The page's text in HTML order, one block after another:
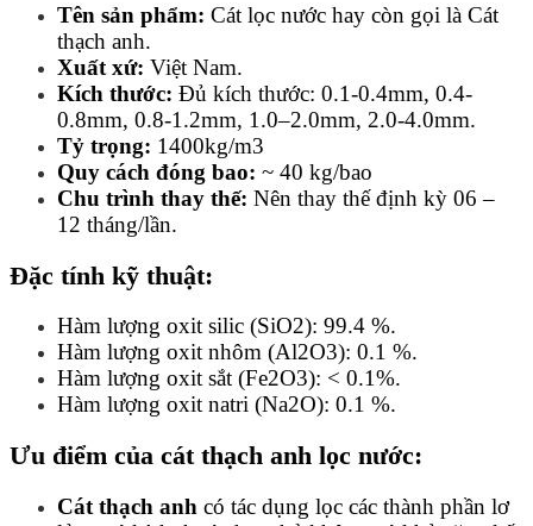
Tên sản phẩm: Cát lọc nước hay còn gọi là Cát
thạch anh.
Xuất xứ: Việt Nam.
Kích thước: Đủ kích thước: 0.1-0.4mm, 0.4-
0.8mm, 0.8-1.2mm, 1.0–2.0mm, 2.0-4.0mm.
Tỷ trọng: 1400kg/m3
Quy cách đóng bao: ~ 40 kg/bao
Chu trình thay thế: Nên thay thế định kỳ 06 –
12 tháng/lần.
Đặc tính kỹ thuật:
Hàm lượng oxit silic (SiO2): 99.4 %.
Hàm lượng oxit nhôm (Al2O3): 0.1 %.
Hàm lượng oxit sắt (Fe2O3): < 0.1%.
Hàm lượng oxit natri (Na2O): 0.1 %.
Ưu điểm của cát thạch anh lọc nước:
Cát thạch anh có tác dụng lọc các thành phần lơ